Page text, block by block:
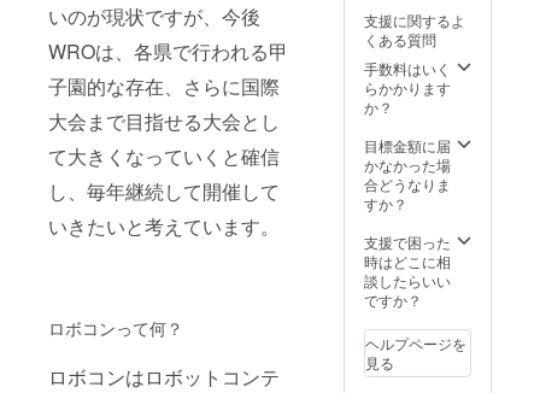
いのが現状ですが、今後
WROは、各県で行われる甲
子園的な存在、さらに国際
大会まで目指せる大会とし
て大きくなっていくと確信
し、毎年継続して開催して
いきたいと考えています。
ロボコンって何？
ロボコンはロボットコンテ
グ初回
授業 ※
イベン
ト所用
時間：3
定員２
０名ま
で ※場
所の手
いて：
支援者
様準備
支援に関するよ
くある質問
手数料はいく
らかかります
か？
目標金額に届
かなかった場
合どうなりま
すか？
支援で困った
時はどこに相
談したらいい
ですか？
ヘルプページを
見る